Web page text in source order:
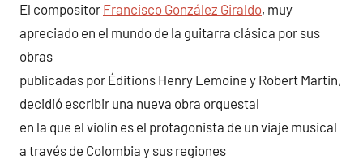
El compositor Francisco González Giraldo, muy
apreciado en el mundo de la guitarra clásica por sus
obras
publicadas por Éditions Henry Lemoine y Robert Martin,
decidió escribir una nueva obra orquestal
en la que el violín es el protagonista de un viaje musical
a través de Colombia y sus regiones